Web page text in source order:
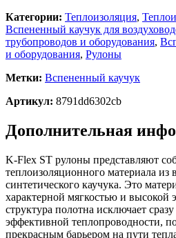
Категории: Теплоизоляция,
Вспененный каучук для
трубопроводов и оборудования,
и оборудования, Рулоны
Метки: Вспененный каучук
Артикул: 8791dd6302cb
Дополнительная
K-Flex ST рулоны представляют
теплоизоляционного материала из
синтетического каучука. Это
характерной мягкостью и высокой
структура полотна исключает
эффективной теплопроводности,
прекрасным барьером на пути